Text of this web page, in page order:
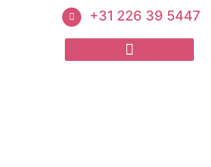
+31 226 39 5447